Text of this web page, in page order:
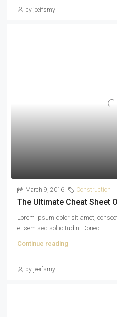
by jeeifsmy
March 9, 2016 Construction
The Ultimate Cheat Sheet
Lorem ipsum dolor sit amet,
et sem sed sollicitudin. Donec...
Continue reading
by jeeifsmy